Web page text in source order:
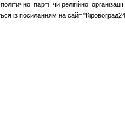
партії чи релігійної
із посиланням на сайт